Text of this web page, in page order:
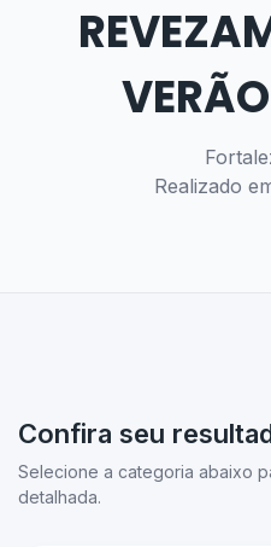
Realizado
Confira seu
Selecione a categoria abaixo
detalhada.